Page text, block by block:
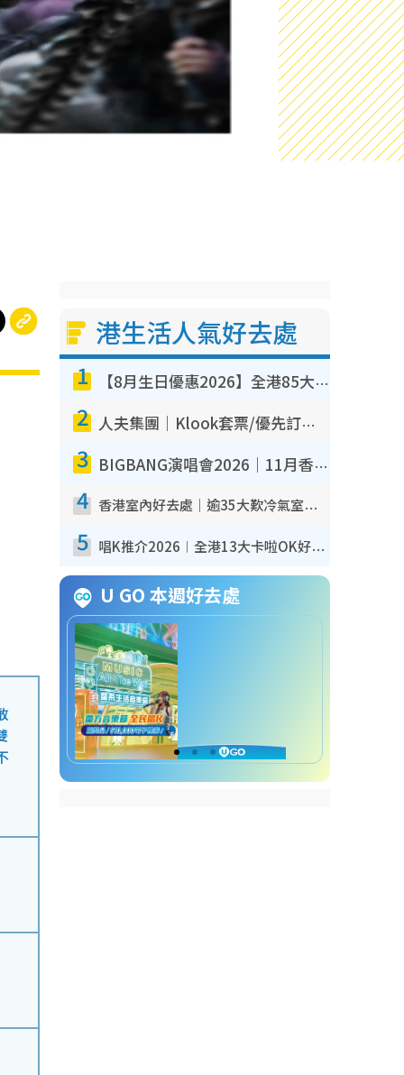
港生活人氣好去處
1 【8月生日優惠2026】全港85大食買玩著數攻略 自助餐/火鍋放題同行免費＋誠品/DONKI送現金券
2 人夫集團｜Klook套票/優先訂票/公開發售搶飛攻略！附票價.購票連結.場地座位表
3 BIGBANG演唱會2026｜11月香港啟德開3場！實名制VIP申請、優先購票攻略
4 香港室內好去處｜逾35大歎冷氣室內好去處推介 室內活動免費避雨無懼落雨
5 唱K推介2026︱全港13大卡啦OK好去處！最平$36起 日文K都有！(附地址+收費詳情)
U GO 本週好去處